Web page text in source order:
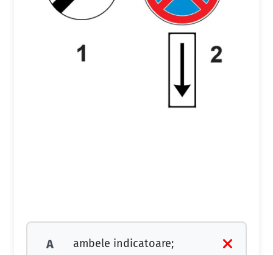
A ambele indicatoare;